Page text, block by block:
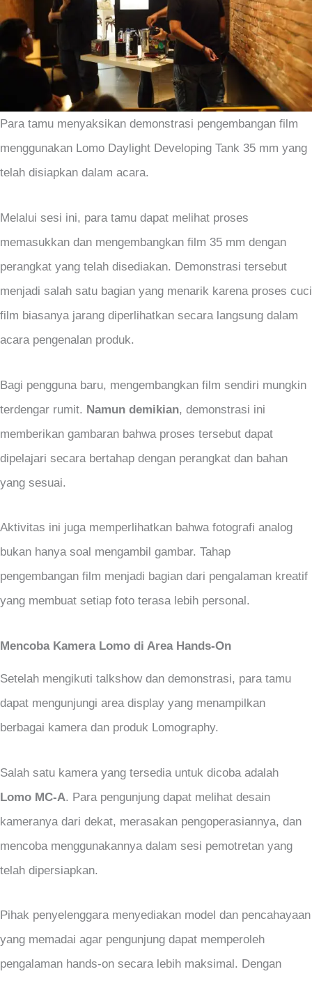
Para tamu menyaksikan demonstrasi pengembangan film
menggunakan Lomo Daylight Developing Tank 35 mm yang
telah disiapkan dalam acara.
Melalui sesi ini, para tamu dapat melihat proses
memasukkan dan mengembangkan film 35 mm dengan
perangkat yang telah disediakan. Demonstrasi tersebut
menjadi salah satu bagian yang menarik karena proses cuci
film biasanya jarang diperlihatkan secara langsung dalam
acara pengenalan produk.
Bagi pengguna baru, mengembangkan film sendiri mungkin
terdengar rumit. Namun demikian, demonstrasi ini
memberikan gambaran bahwa proses tersebut dapat
dipelajari secara bertahap dengan perangkat dan bahan
yang sesuai.
Aktivitas ini juga memperlihatkan bahwa fotografi analog
bukan hanya soal mengambil gambar. Tahap
pengembangan film menjadi bagian dari pengalaman kreatif
yang membuat setiap foto terasa lebih personal.
Mencoba Kamera Lomo di Area Hands-On
Setelah mengikuti talkshow dan demonstrasi, para tamu
dapat mengunjungi area display yang menampilkan
berbagai kamera dan produk Lomography.
Salah satu kamera yang tersedia untuk dicoba adalah
Lomo MC-A. Para pengunjung dapat melihat desain
kameranya dari dekat, merasakan pengoperasiannya, dan
mencoba menggunakannya dalam sesi pemotretan yang
telah dipersiapkan.
Pihak penyelenggara menyediakan model dan pencahayaan
yang memadai agar pengunjung dapat memperoleh
pengalaman hands-on secara lebih maksimal. Dengan